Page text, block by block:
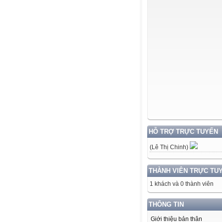
HỖ TRỢ TRỰC TUYẾN
(Lê Thị Chinh)
THÀNH VIÊN TRỰC
1 khách và 0 thành viên
THÔNG TIN
Giới thiệu bản thân